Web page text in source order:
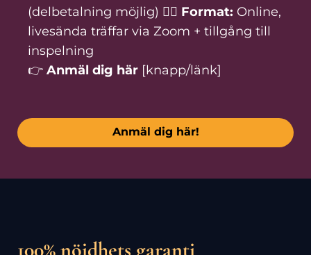
(delbetalning möjlig) 🧘‍♀️ Format: Online,
livesända träffar via Zoom + tillgång till
inspelning
👉 Anmäl dig här [knapp/länk]
Anmäl dig här!
100% nöjdhets garanti